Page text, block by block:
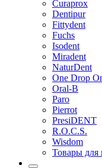
Curaprox
Dentipur
Fittydent
Fuchs
Isodent
Miradent
NaturDent
One Drop
Oral-B
Paro
Pierrot
PresiDENT
R.O.C.S.
Wisdom
Товары для